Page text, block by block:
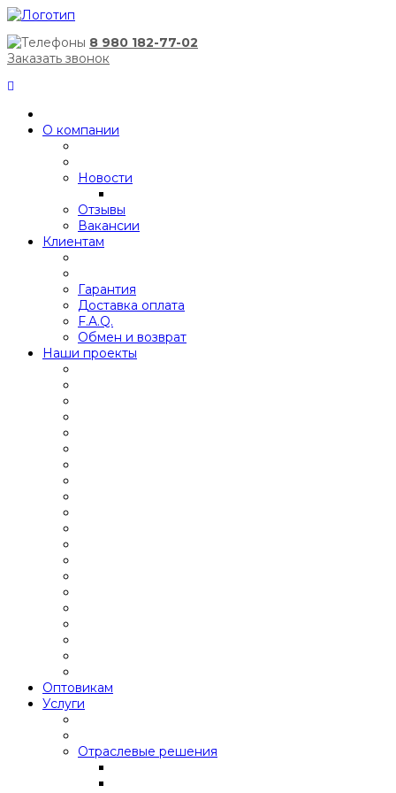
8 980 182-77-02
Заказать звонок
О компании
Новости
Отзывы
Вакансии
Клиентам
Гарантия
Доставка оплата
F.A.Q.
Обмен и возврат
Наши проекты
Оптовикам
Услуги
Отраслевые решения